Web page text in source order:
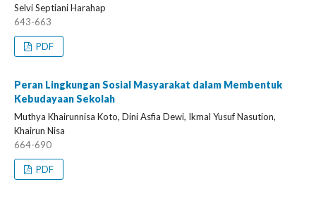
Selvi Septiani Harahap
643-663
PDF
Peran Lingkungan Sosial Masyarakat dalam Membentuk
Kebudayaan Sekolah
Muthya Khairunnisa Koto, Dini Asfia Dewi, Ikmal Yusuf Nasution,
Khairun Nisa
664-690
PDF